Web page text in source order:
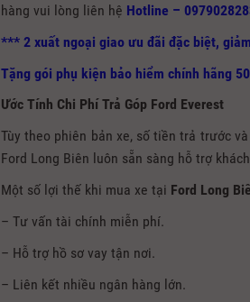
hàng vui lòng liên hệ Hotline –
*** 2 xuất ngoại giao ưu đãi đặc biệt,
Tặng gói phụ kiện bảo hiểm chính hãng
Ước Tính Chi Phí Trả Góp Ford Everest
Tùy theo phiên bản xe, số tiền trả trước
Ford Long Biên luôn sẵn sàng hỗ trợ
Một số lợi thế khi mua xe tại Ford Long
– Tư vấn tài chính miễn phí.
– Hỗ trợ hồ sơ vay tận nơi.
– Liên kết nhiều ngân hàng lớn.